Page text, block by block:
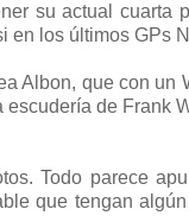
su actual
los últimos GPs
Albon, que con
escudería de Frank
Todo parece
que tengan